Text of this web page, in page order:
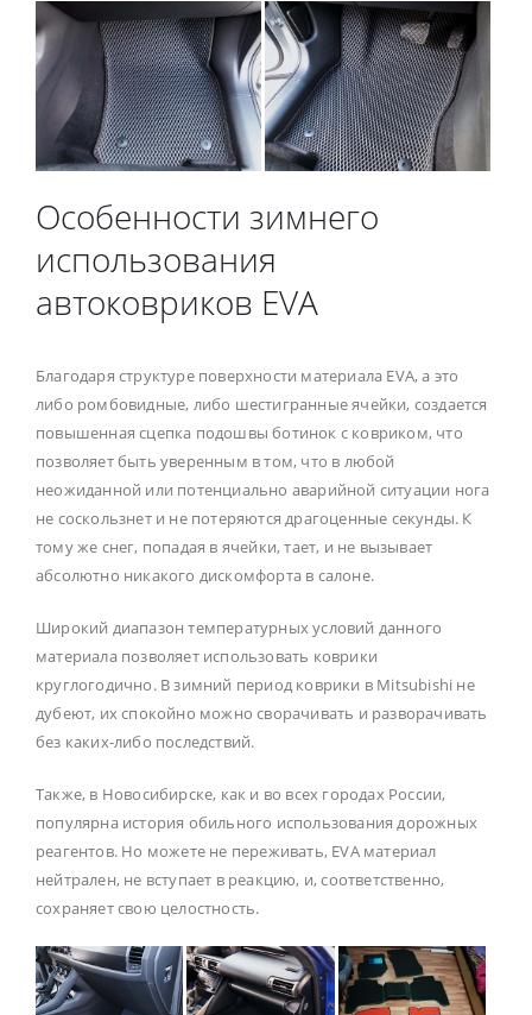
Особенности зимнего
использования
автоковриков EVA
Благодаря структуре поверхности материала EVA, а это
либо ромбовидные, либо шестигранные ячейки, создается
повышенная сцепка подошвы ботинок с ковриком, что
позволяет быть уверенным в том, что в любой
неожиданной или потенциально аварийной ситуации нога
не соскользнет и не потеряются драгоценные секунды. К
тому же снег, попадая в ячейки, тает, и не вызывает
абсолютно никакого дискомфорта в салоне.
Широкий диапазон температурных условий данного
материала позволяет использовать коврики
круглогодично. В зимний период коврики в Mitsubishi не
дубеют, их спокойно можно сворачивать и разворачивать
без каких-либо последствий.
Также, в Новосибирске, как и во всех городах России,
популярна история обильного использования дорожных
реагентов. Но можете не переживать, EVA материал
нейтрален, не вступает в реакцию, и, соответственно,
сохраняет свою целостность.